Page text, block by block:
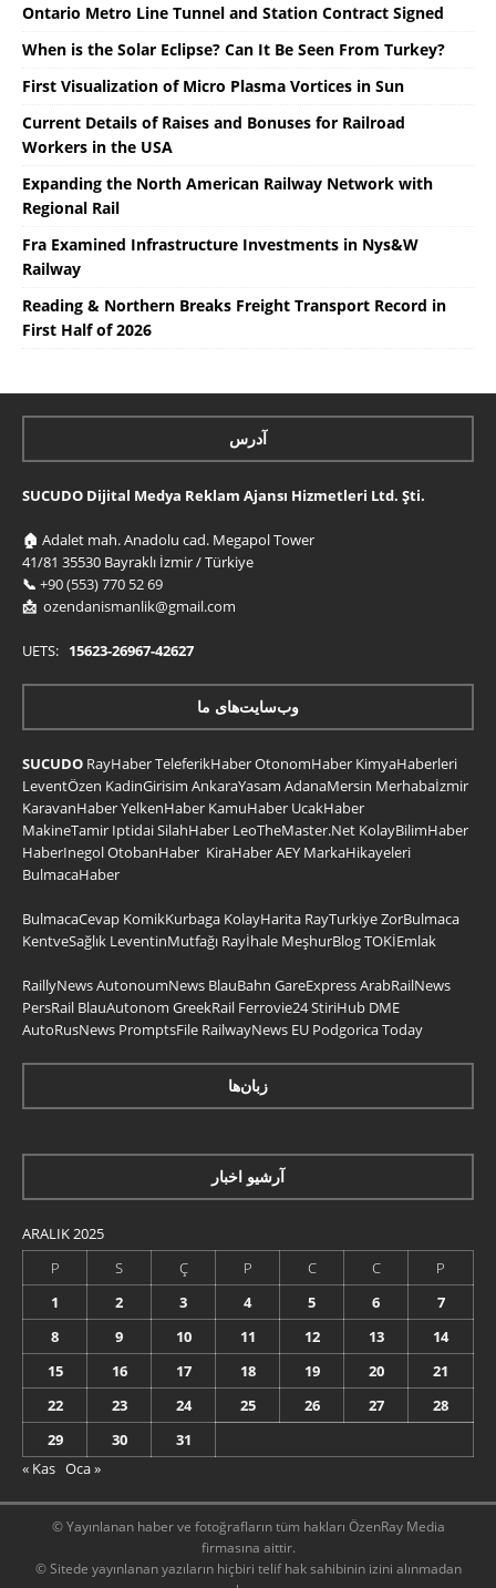
Ontario Metro Line Tunnel and Station Contract Signed
When is the Solar Eclipse? Can It Be Seen From Turkey?
First Visualization of Micro Plasma Vortices in Sun
Current Details of Raises and Bonuses for Railroad
Workers in the USA
Expanding the North American Railway Network with
Regional Rail
Fra Examined Infrastructure Investments in Nys&W
Railway
Reading & Northern Breaks Freight Transport Record in
First Half of 2026
آدرس
SUCUDO Dijital Medya Reklam Ajansı Hizmetleri Ltd. Şti.
🏠 Adalet mah. Anadolu cad. Megapol Tower
41/81 35530 Bayraklı İzmir / Türkiye
📞 +90 (553) 770 52 69
📩 ozendanismanlik@gmail.com
UETS: 15623-26967-42627
وب‌سایت‌های ما
SUCUDO RayHaberTeleferikHaberOtonomHaber KimyaHaberleri
LeventÖzen KadinGirisim AnkaraYasam AdanaMersin Merhabaİzmir
KaravanHaberYelkenHaber KamuHaber UcakHaber
MakineTamir IptidaiSilahHaber LeoTheMaster.Net KolayBilimHaber
HaberInegolOtobanHaber KiraHaberAEY MarkaHikayeleri
BulmacaHaber
BulmacaCevap KomikKurbaga KolayHarita RayTurkiyeZorBulmaca
KentveSağlık LeventinMutfağı Rayİhale MeşhurBlogTOKİEmlak
RaillyNewsAutonoumNews BlauBahn GareExpressArabRailNews
PersRail BlauAutonom GreekRail Ferrovie24StiriHub DME
AutoRusNews PromptsFile RailwayNews EU Podgorica Today
زبان‌ها
آرشیو اخبار
ARALIK 2025
P
S Ç P C C
P
1
2 3 4 5 6
7
8
9 10 11 12 13
14
15
16 17 18 19 20
21
22
23 24 25 26 27
28
29
30
31
« Kas Oca »
© Yayınlanan haber ve fotoğrafların tüm hakları ÖzenRay Media
firmasına aittir.
© Sitede yayınlanan yazıların hiçbiri telif hak sahibinin izini alınmadan